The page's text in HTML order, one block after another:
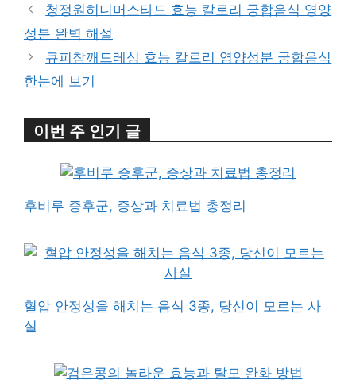
청정원허니머스타드 효능 칼로리 궁합음식 영양
성분 완벽 해설
큐피참깨드레싱 효능 칼로리 영양성분 궁합음식
한눈에 보기
이번 주 인기 글
후비루 증후군, 증상과 치료법 총정리
혈압 안정성을 해치는 음식 3종, 당신이 모르는 사
실